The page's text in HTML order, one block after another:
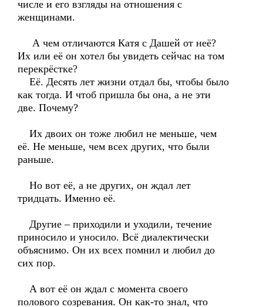
числе и его взгляды на отношения с
женщинами.
А чем отличаются Катя с Дашей от неё?
Их или её он хотел бы увидеть сейчас на том
перекрёстке?
Её. Десять лет жизни отдал бы, чтобы было
как тогда. И чтоб пришла бы она, а не эти
две. Почему?
Их двоих он тоже любил не меньше, чем
её. Не меньше, чем всех других, что были
раньше.
Но вот её, а не других, он ждал лет
тридцать. Именно её.
Другие – приходили и уходили, течение
приносило и уносило. Всё диалектически
объяснимо. Он их всех помнил и любил до
сих пор.
А вот её он ждал с момента своего
полового созревания. Он как-то знал, что